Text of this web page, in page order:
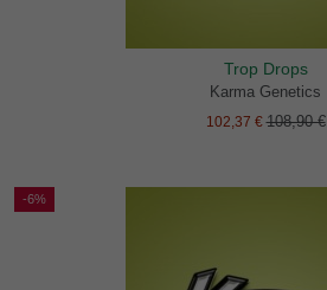
Trop Drops
Karma Genetics
102,37 €108,90 €
-6%